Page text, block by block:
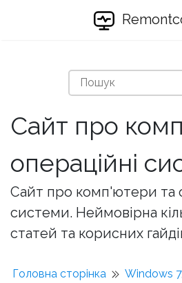
Сайт про
операційні
Сайт про комп'ютери та
системи. Неймовірна
статей та корисних
Головна сторінка
Windows